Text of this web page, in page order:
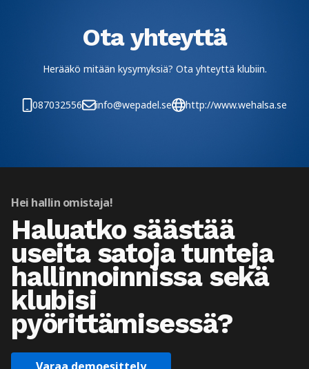
Ota yhteyttä
Herääkö mitään kysymyksiä? Ota yhteyttä klubiin.
087032556 info@wepadel.se http://www.wehalsa.se
Hei hallin omistaja!
Haluatko säästää
useita satoja tunteja
hallinnoinnissa sekä
klubisi
pyörittämisessä?